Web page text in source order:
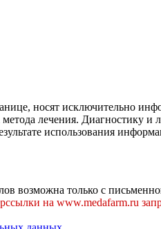
носят исключительно
лечения. Диагностику
использования
возможна только с
на www.medafarm.ru